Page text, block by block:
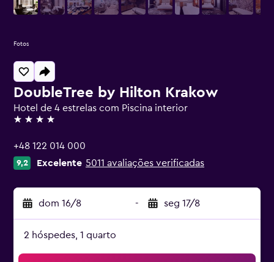
DoubleTree by Hilton Krakow
Hotel de 4 estrelas com Piscina interior
4 estrelas
+48 122 014 000
9,2 Excelente 5011 avaliações verificadas
dom 16/8 - seg 17/8
2 hóspedes, 1 quarto
Fotos